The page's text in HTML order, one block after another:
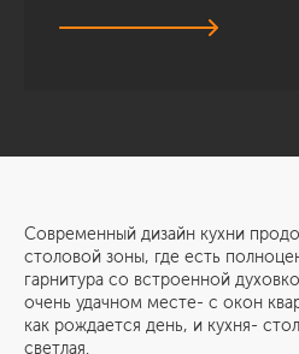
Современный дизайн кухни
столовой зоны, где есть
гарнитура со встроенной
очень удачном месте- с окон
как рождается день, и кухня-
светлая.